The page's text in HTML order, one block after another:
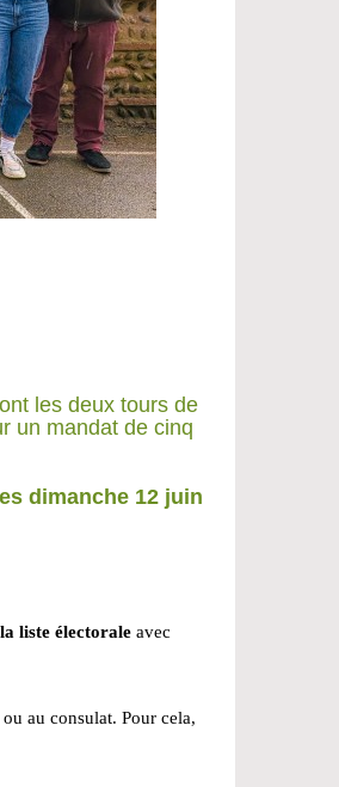
les deux tours de
un mandat de cinq
dimanche 12 juin
liste électoraleavec
au consulat. Pour cela,